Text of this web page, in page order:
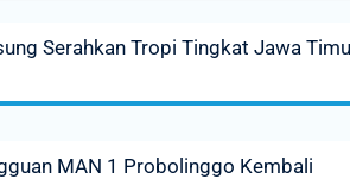
Serahkan Tropi Tingkat Jawa
MAN 1 Probolinggo Kembali